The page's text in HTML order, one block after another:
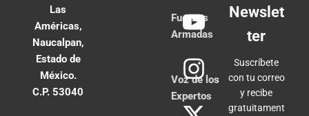
Las
Américas,
Naucalpan,
Estado de
México.
C.P. 53040
Fuerzas
Armadas
Voz de los
Expertos
Newslet
ter
Suscríbete
con tu correo
y recibe
gratuitament